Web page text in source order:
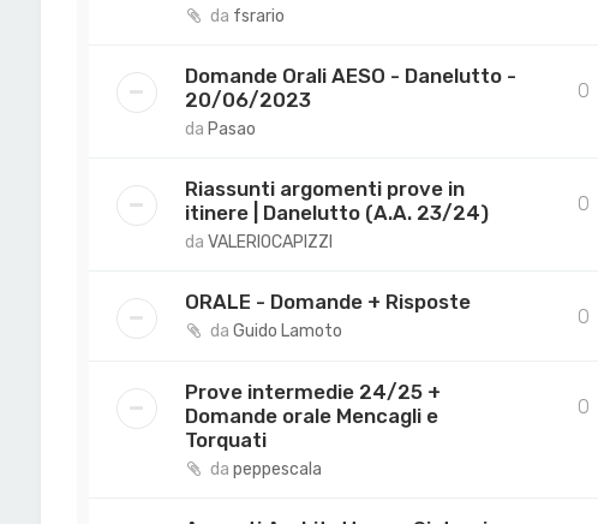
da fsrario
Domande Orali AESO - Danelutto -
20/06/2023
da Pasao
0
Riassunti argomenti prove in
itinere | Danelutto (A.A. 23/24)
da VALERIOCAPIZZI
0
ORALE - Domande + Risposte
da Guido Lamoto
0
Prove intermedie 24/25 +
Domande orale Mencagli e
Torquati
da peppescala
0